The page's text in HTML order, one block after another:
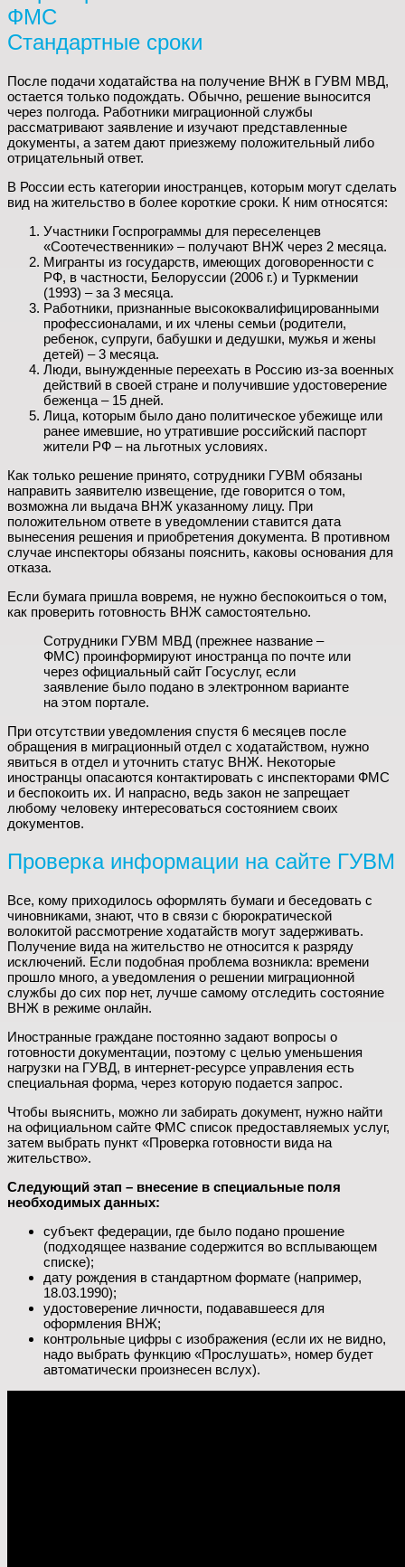
Стандартные сроки
После подачи ходатайства на получение ВНЖ в ГУВМ МВД,
остается только подождать. Обычно, решение выносится
через полгода. Работники миграционной службы
рассматривают заявление и изучают представленные
документы, а затем дают приезжему положительный либо
отрицательный ответ.
В России есть категории иностранцев, которым могут сделать
вид на жительство в более короткие сроки. К ним относятся:
Участники Госпрограммы для переселенцев
«Соотечественники» – получают ВНЖ через 2 месяца.
Мигранты из государств, имеющих договоренности с
РФ, в частности, Белоруссии (2006 г.) и Туркмении
(1993) – за 3 месяца.
Работники, признанные высококвалифицированными
профессионалами, и их члены семьи (родители,
ребенок, супруги, бабушки и дедушки, мужья и жены
детей) – 3 месяца.
Люди, вынужденные переехать в Россию из-за военных
действий в своей стране и получившие удостоверение
беженца – 15 дней.
Лица, которым было дано политическое убежище или
ранее имевшие, но утратившие российский паспорт
жители РФ – на льготных условиях.
Как только решение принято, сотрудники ГУВМ обязаны
направить заявителю извещение, где говорится о том,
возможна ли выдача ВНЖ указанному лицу. При
положительном ответе в уведомлении ставится дата
вынесения решения и приобретения документа. В противном
случае инспекторы обязаны пояснить, каковы основания для
отказа.
Если бумага пришла вовремя, не нужно беспокоиться о том,
как проверить готовность ВНЖ самостоятельно.
Сотрудники ГУВМ МВД (прежнее название –
ФМС) проинформируют иностранца по почте или
через официальный сайт Госуслуг, если
заявление было подано в электронном варианте
на этом портале.
При отсутствии уведомления спустя 6 месяцев после
обращения в миграционный отдел с ходатайством, нужно
явиться в отдел и уточнить статус ВНЖ. Некоторые
иностранцы опасаются контактировать с инспекторами ФМС
и беспокоить их. И напрасно, ведь закон не запрещает
любому человеку интересоваться состоянием своих
документов.
Проверка информации на сайте ГУВМ
Все, кому приходилось оформлять бумаги и беседовать с
чиновниками, знают, что в связи с бюрократической
волокитой рассмотрение ходатайств могут задерживать.
Получение вида на жительство не относится к разряду
исключений. Если подобная проблема возникла: времени
прошло много, а уведомления о решении миграционной
службы до сих пор нет, лучше самому отследить состояние
ВНЖ в режиме онлайн.
Иностранные граждане постоянно задают вопросы о
готовности документации, поэтому с целью уменьшения
нагрузки на ГУВД, в интернет-ресурсе управления есть
специальная форма, через которую подается запрос.
Чтобы выяснить, можно ли забирать документ, нужно найти
на официальном сайте ФМС список предоставляемых услуг,
затем выбрать пункт «Проверка готовности вида на
жительство».
Следующий этап – внесение в специальные поля
необходимых данных:
субъект федерации, где было подано прошение
(подходящее название содержится во всплывающем
списке);
дату рождения в стандартном формате (например,
18.03.1990);
удостоверение личности, подававшееся для
оформления ВНЖ;
контрольные цифры с изображения (если их не видно,
надо выбрать функцию «Прослушать», номер будет
автоматически произнесен вслух).